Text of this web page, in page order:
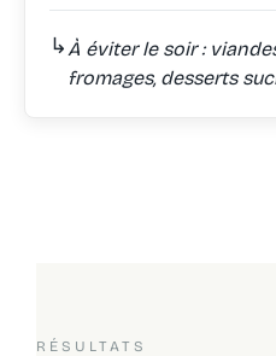
↳ À éviter le soir :
fromages, desserts
RÉSULTATS